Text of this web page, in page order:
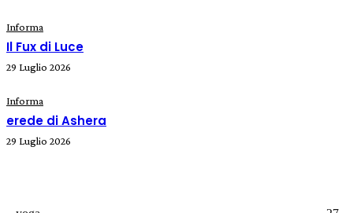
Informa
Il Fux di Luce
29 Luglio 2026
Informa
erede di Ashera
29 Luglio 2026